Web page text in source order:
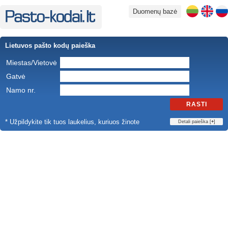
Duomenų bazė
Lietuvos pašto kodų paieška
Miestas/Vietovė
Gatvė
Namo nr.
RASTI
* Užpildykite tik tuos laukelius, kuriuos žinote Detali paieška [+]